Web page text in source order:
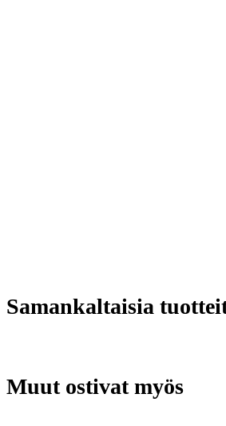
Samankaltaisia
Muut ostivat myös